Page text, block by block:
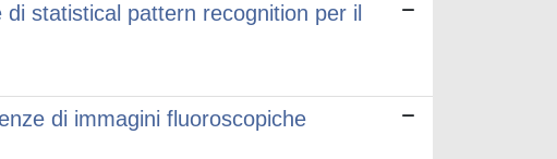
statistical pattern recognition per il
di immagini fluoroscopiche